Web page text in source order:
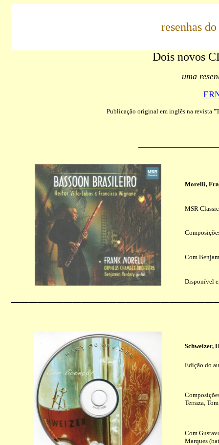
resenhas
Dois novos
uma
Publicação original em inglês na revista
Morelli,
MSR
Com
Disponível
Schweizer,
Edição do
Terraza,
Com
Marques